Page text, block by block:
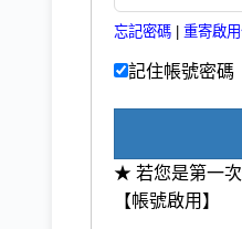
忘記密碼 重寄啟
記住帳號密碼
★ 若您是第一
【帳號啟用】